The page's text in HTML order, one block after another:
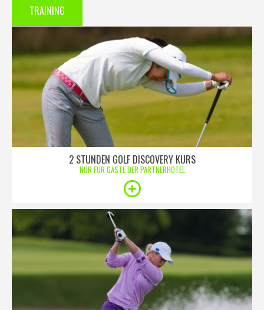
TRAINING
2 STUNDEN GOLF DISCOVERY KURS
NUR FÜR GÄSTE DER PARTNERHOTEL